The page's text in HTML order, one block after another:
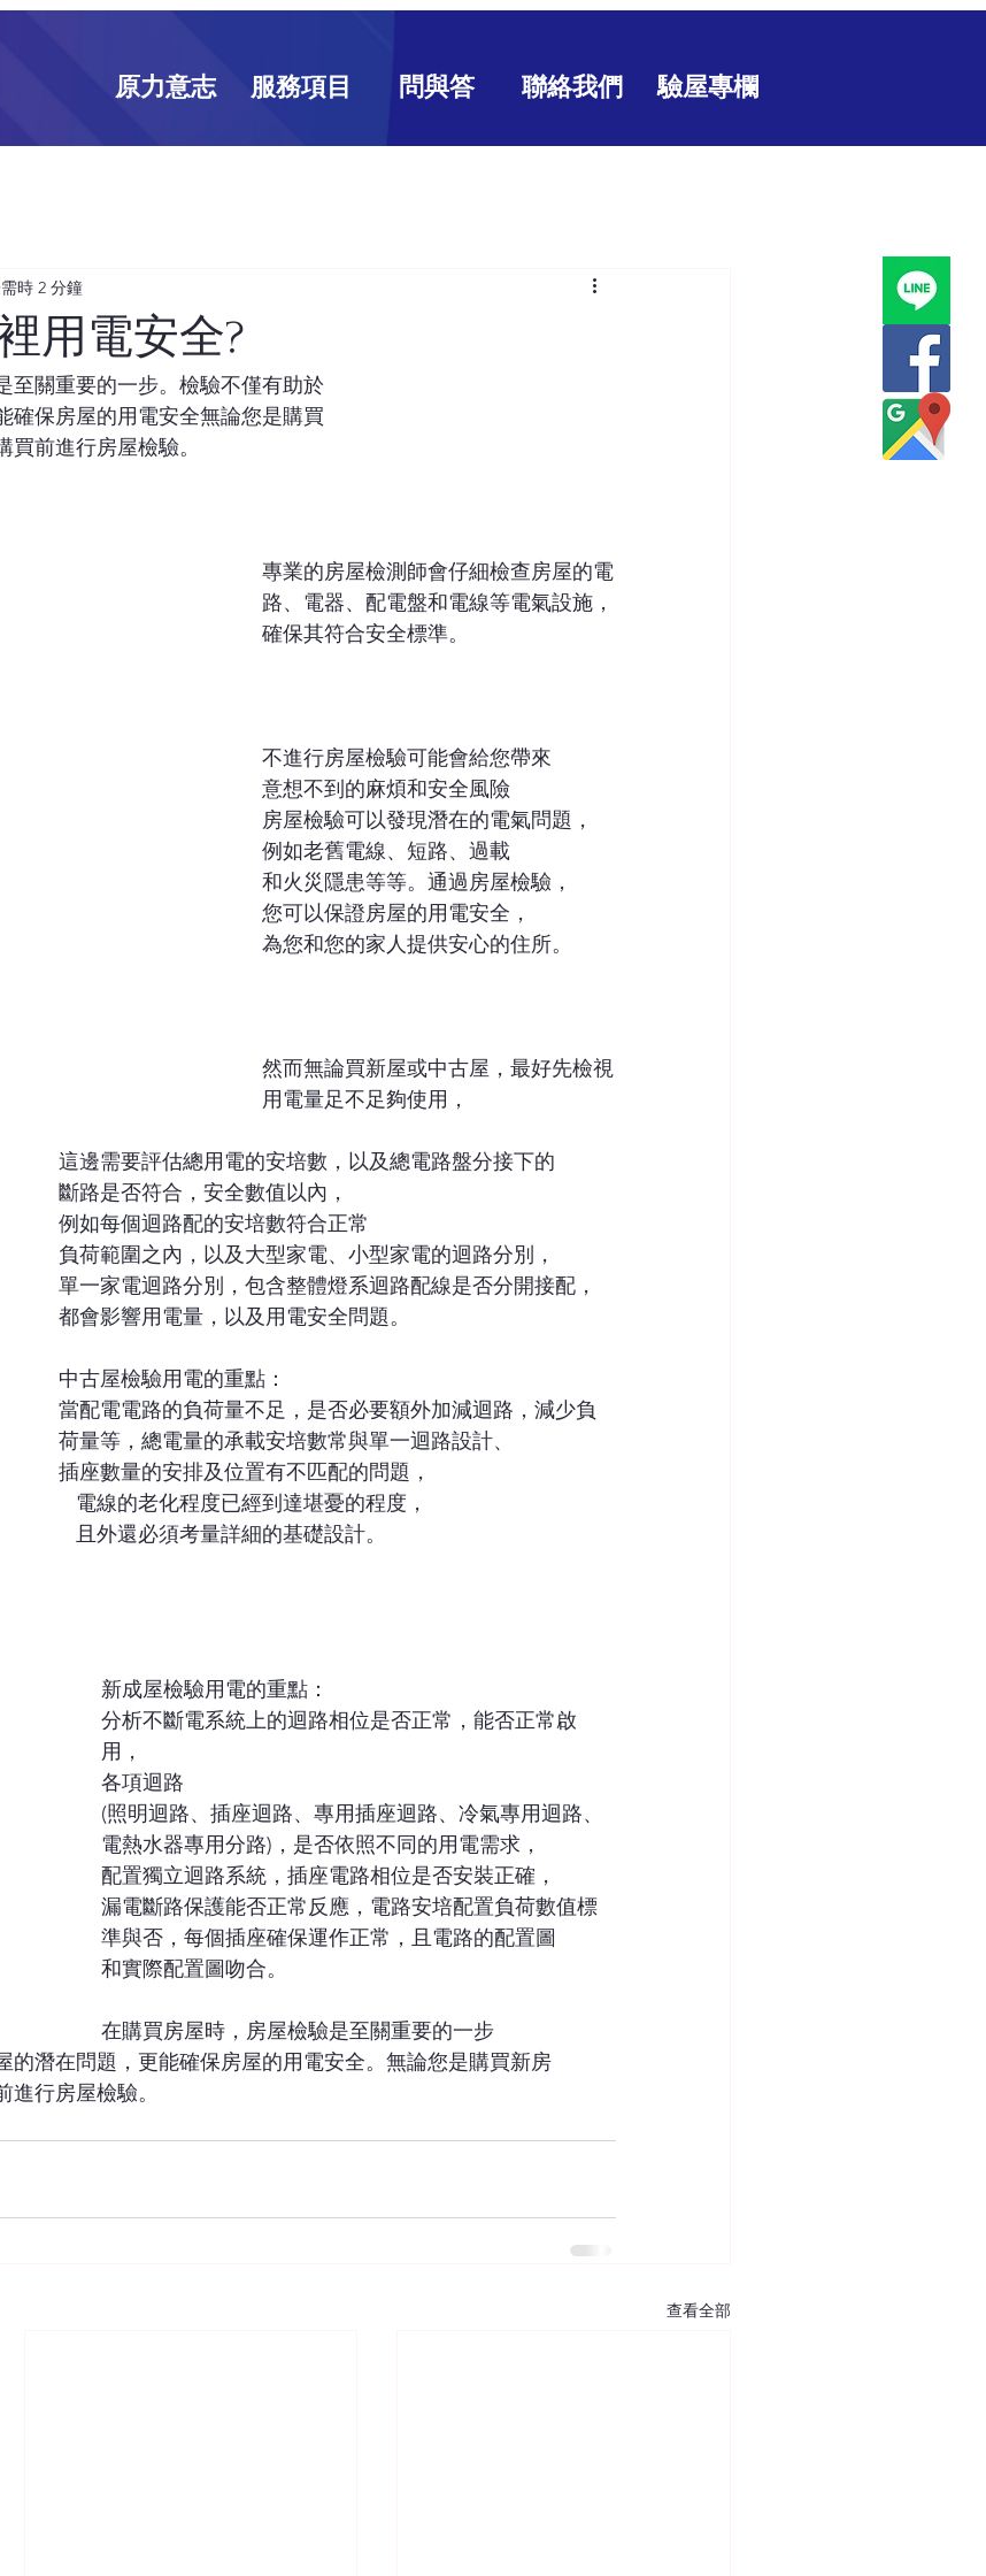
原力意志 服務項目 問與答 聯絡我們 驗屋專欄
用電安全?
時 2 分鐘
至關重要的一步。檢驗不僅有助於
確保房屋的用電安全無論您是購買
前進行房屋檢驗。
專業的房屋檢測師會仔細檢查房屋的電
路、電器、配電盤和電線等電氣設施，
確保其符合安全標準。
不進行房屋檢驗可能會給您帶來
意想不到的麻煩和安全風險
房屋檢驗可以發現潛在的電氣問題，
例如老舊電線、短路、過載
和火災隱患等等。通過房屋檢驗，
您可以保證房屋的用電安全，
為您和您的家人提供安心的住所。
​然而無論買新屋或中古屋，最好先檢視
用電量足不足夠使用，
這邊需要評估總用電的安培數，以及總電路盤分接下的
斷路是否符合，安全數值以內，
例如每個迴路配的安培數符合正常
負荷範圍之內，以及大型家電、小型家電的迴路分別，
單一家電迴路分別，包含整體燈系迴路配線是否分開接配，
都會影響用電量，以及用電安全問題。
​中古屋檢驗用電的重點：
當配電電路的負荷量不足，是否必要額外加減迴路，減少負
荷量等，總電量的承載安培數常與單一迴路設計、
插座數量的安排及位置有不匹配的問題，
                                                      電線的老化程度已經到達堪憂的程度，
                                                      且外還必須考量詳細的基礎設計。
新成屋檢驗用電的重點​：
分析不斷電系統上的迴路相位是否正常，能否正常啟
用，
各項迴路
(照明迴路、插座迴路、專用插座迴路、冷氣專用迴路、
電熱水器專用分路)，是否依照不同的用電需求，
配置獨立迴路系統，插座電路相位是否安裝正確，
漏電斷路保護能否正常反應，電路安培配置負荷數值標
準與否，每個插座確保運作正常，且電路的配置圖
和實際配置圖吻合。
在購買房屋時，房屋檢驗是至關重要的一步
的潛在問題，更能確保房屋的用電安全。無論您是購買新房
行房屋檢驗。
查看全部